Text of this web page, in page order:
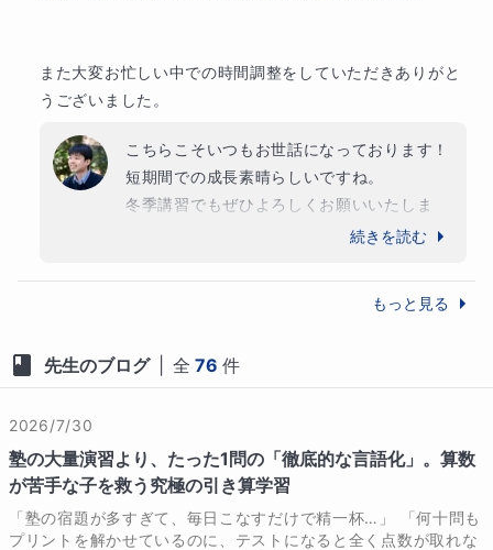
プレッシャーの中で本番の席に座り、最後ま
で戦い抜いたご経験は、間違いなく娘様の今
おります。
また、不測の事態に備えた併願校のお声掛け
についても、そのように温かく受け取ってい
この度は、私を信頼して娘様のご指導をお任
た。娘様が春からの新しい環境で、大きく羽
ばたかれることを心より応援しております。
また大変お忙しい中での時間調整をしていただきありがと
うございました。
こちらこそいつもお世話になっております！
短期間での成長素晴らしいですね。
冬季講習でもぜひよろしくお願いいたしま
続きを読む
もっと見る
先生のブログ 全 76 件
2026/7/30
塾の大量演習より、たった1問の「徹底的な言語化」。算数
が苦手な子を救う究極の引き算学習
「塾の宿題が多すぎて、毎日こなすだけで精一杯…」 「何十問も
プリントを解かせているのに、テストになると全く点数が取れな